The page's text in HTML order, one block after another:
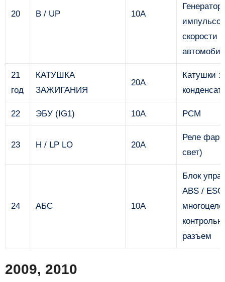
20 B / UP 10А
Генератор
скорости
21
год
КАТУШКА
ЗАЖИГАНИЯ
20А
Катушки
22 ЭБУ (IG1) 10А PCM
23 H / LP LO 20А
Реле фар
свет)
24 АБС 10А
Блок
ABS /
разъем
2009, 2010